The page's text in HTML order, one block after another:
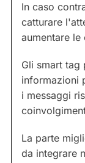
In caso
catturare
aumentare le
Gli smart tag
informazioni
i messaggi
La parte
da integrare